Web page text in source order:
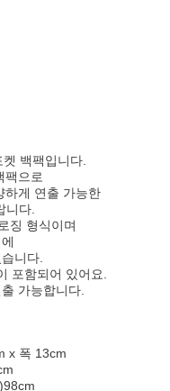
백팩입니다.
팩으로
하게 연출 가능한
니다.
징 형식이며
니다.
포함되어 있어요.
가능합니다.
x 폭 13cm